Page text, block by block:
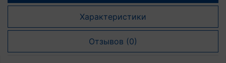
Характеристики
Отзывов (0)